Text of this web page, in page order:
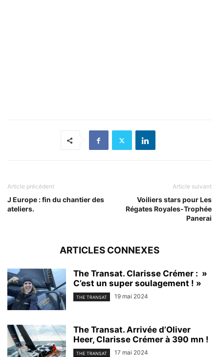
Article précédent
J Europe : fin du chantier des
ateliers.
Article suivant
Voiliers stars pour Les
Régates Royales-Trophée
Panerai
ARTICLES CONNEXES
The Transat. Clarisse Crémer : »
C’est un super soulagement ! »
THE TRANSAT 19 mai 2024
The Transat. Arrivée d’Oliver
Heer, Clarisse Crémer à 390 mn !
THE TRANSAT 17 mai 2024